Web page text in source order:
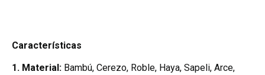
Características
1. Material: Bambú, Cerezo, Roble, Haya, Sapeli, Arce,